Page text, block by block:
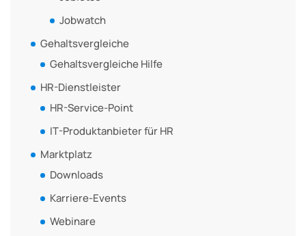
Jobwatch
Gehaltsvergleiche
Gehaltsvergleiche Hilfe
HR-Dienstleister
HR-Service-Point
IT-Produktanbieter für HR
Marktplatz
Downloads
Karriere-Events
Webinare